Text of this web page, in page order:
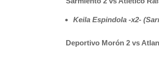
Keila Espindola -x2-
Deportivo Morón 2 vs